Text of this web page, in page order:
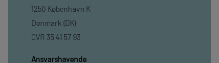
1250 København K
Denmark (DK)
CVR 35 41 57 93
Ansvarshavende